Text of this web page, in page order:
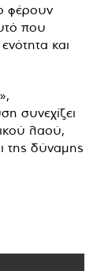
φέρουν
που
και
συνεχίζει
λαού,
της δύναμης